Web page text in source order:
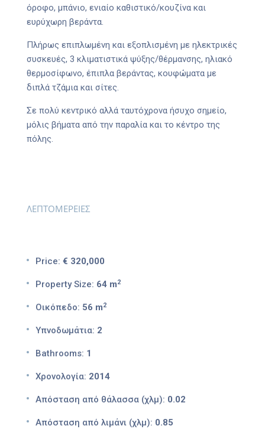
όροφο, μπάνιο, ενιαίο καθιστικό/κουζίνα και
ευρύχωρη βεράντα.
Πλήρως επιπλωμένη και εξοπλισμένη με ηλεκτρικές
συσκευές, 3 κλιματιστικά ψύξης/θέρμανσης, ηλιακό
θερμοσίφωνο, έπιπλα βεράντας, κουφώματα με
διπλά τζάμια και σίτες.
Σε πολύ κεντρικό αλλά ταυτόχρονα ήσυχο σημείο,
μόλις βήματα από την παραλία και το κέντρο της
πόλης.
ΛΕΠΤΟΜΕΡΕΙΕΣ
Price: € 320,000
Property Size: 64 m2
Οικόπεδο: 56 m2
Υπνοδωμάτια: 2
Bathrooms: 1
Χρονολογία: 2014
Απόσταση από θάλασσα (χλμ): 0.02
Απόσταση από λιμάνι (χλμ): 0.85